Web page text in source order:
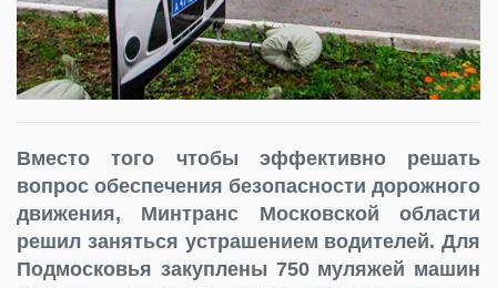
Вместо того чтобы эффективно решать
вопрос обеспечения безопасности дорожного
движения, Минтранс Московской области
решил заняться устрашением водителей. Для
Подмосковья закуплены 750 муляжей машин